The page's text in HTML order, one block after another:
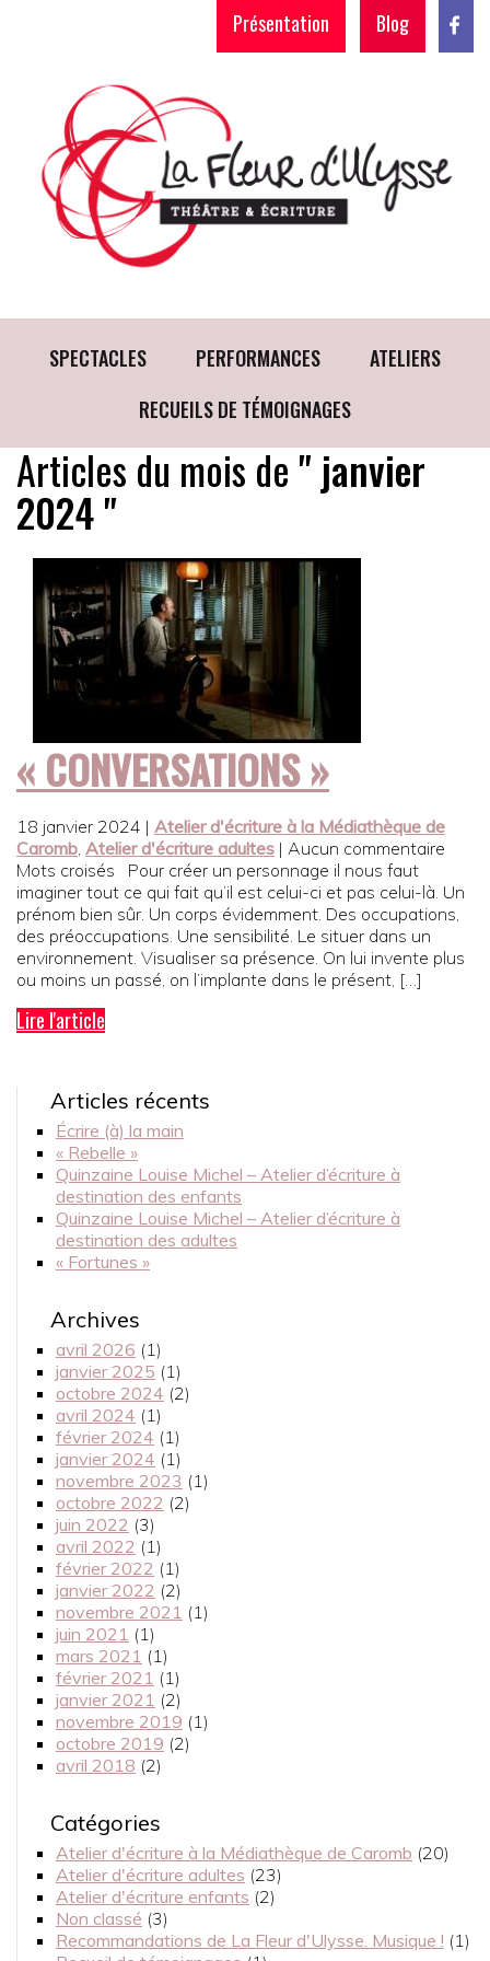
Présentation Blog
SPECTACLES PERFORMANCES
ATELIERS
RECUEILS DE TÉMOIGNAGES
Articles du mois de " janvier
2024 "
« CONVERSATIONS »
18 janvier 2024 | Atelier d'écriture à la Médiathèque de
Caromb Atelier d'écriture adultes | Aucun commentaire
Mots croisés Pour créer un personnage il nous faut
imaginer tout ce qui fait qu’il est celui-ci et pas celui-là. Un
prénom bien sûr. Un corps évidemment. Des occupations,
des préoccupations. Une sensibilité. Le situer dans un
environnement. Visualiser sa présence. On lui invente plus
ou moins un passé, on l’implante dans le présent, […]
Lire l'article
Articles récents
Écrire (à) la main
« Rebelle »
Quinzaine Louise Michel – Atelier d’écriture à
destination des enfants
Quinzaine Louise Michel – Atelier d’écriture à
destination des adultes
« Fortunes »
Archives
avril 2026 (1)
janvier 2025 (1)
octobre 2024 (2)
avril 2024 (1)
février 2024 (1)
janvier 2024 (1)
novembre 2023 (1)
octobre 2022 (2)
juin 2022 (3)
avril 2022 (1)
février 2022 (1)
janvier 2022 (2)
novembre 2021 (1)
juin 2021 (1)
mars 2021 (1)
février 2021 (1)
janvier 2021 (2)
novembre 2019 (1)
octobre 2019 (2)
avril 2018 (2)
Catégories
Atelier d'écriture à la Médiathèque de Caromb (20)
Atelier d'écriture adultes (23)
Atelier d'écriture enfants (2)
Non classé (3)
Recommandations de La Fleur d'Ulysse. Musique ! (1)